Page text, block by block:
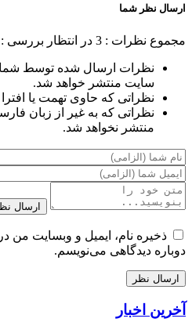
ارسال نظر شما
مجموع نظرات : 3 در انتظار بررسی : 3
نظرات ارسال شده توسط
سایت منتشر خواهد شد.
نظراتی که حاوی تهمت یا
نظراتی که به غیر از زبان
منتشر نخواهد شد.
ارسال
ذخیره نام، ایمیل و وبسایت من
دوباره دیدگاهی می‌نویسم.
آخرین اخبار